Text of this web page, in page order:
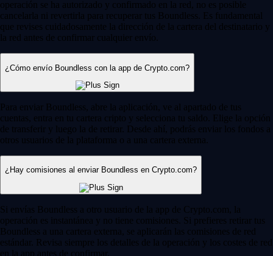
operación se ha autorizado y confirmado en la red, no es posible
cancelarla ni revertirla para recuperar tus Boundless. Es fundamental
que revises cuidadosamente la dirección de la cartera del destinatario y
la red antes de confirmar cualquier envío.
¿Cómo envío Boundless con la app de Crypto.com?
Para enviar Boundless, abre la aplicación, ve al apartado de tus
cuentas, entra en tu cartera cripto y selecciona tu saldo. Elige la opción
de transferir y luego la de retirar. Desde ahí, podrás enviar los fondos a
otros usuarios de la plataforma o a una cartera externa.
¿Hay comisiones al enviar Boundless en Crypto.com?
Si envías Boundless a otro usuario de la app de Crypto.com, la
operación es instantánea y no tiene comisiones. Si prefieres retirar tus
Boundless a una cartera externa, se aplicarán las comisiones de red
estándar. Revisa siempre los detalles de la operación y los costes de red
en la app antes de confirmar.